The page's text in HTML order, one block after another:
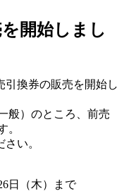
開始しまし
引換券の販売を開始し
般）のところ、前売
。
い。
日（木）まで